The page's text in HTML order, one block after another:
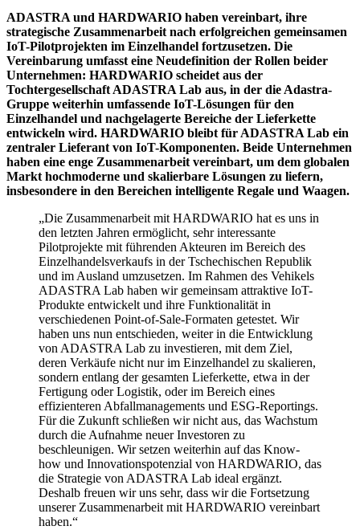
ADASTRA und HARDWARIO haben vereinbart, ihre
strategische Zusammenarbeit nach erfolgreichen gemeinsamen
IoT-Pilotprojekten im Einzelhandel fortzusetzen. Die
Vereinbarung umfasst eine Neudefinition der Rollen beider
Unternehmen: HARDWARIO scheidet aus der
Tochtergesellschaft ADASTRA Lab aus, in der die Adastra-
Gruppe weiterhin umfassende IoT-Lösungen für den
Einzelhandel und nachgelagerte Bereiche der Lieferkette
entwickeln wird. HARDWARIO bleibt für ADASTRA Lab ein
zentraler Lieferant von IoT-Komponenten. Beide Unternehmen
haben eine enge Zusammenarbeit vereinbart, um dem globalen
Markt hochmoderne und skalierbare Lösungen zu liefern,
insbesondere in den Bereichen intelligente Regale und Waagen.
„Die Zusammenarbeit mit HARDWARIO hat es uns in
den letzten Jahren ermöglicht, sehr interessante
Pilotprojekte mit führenden Akteuren im Bereich des
Einzelhandelsverkaufs in der Tschechischen Republik
und im Ausland umzusetzen. Im Rahmen des Vehikels
ADASTRA Lab haben wir gemeinsam attraktive IoT-
Produkte entwickelt und ihre Funktionalität in
verschiedenen Point-of-Sale-Formaten getestet. Wir
haben uns nun entschieden, weiter in die Entwicklung
von ADASTRA Lab zu investieren, mit dem Ziel,
deren Verkäufe nicht nur im Einzelhandel zu skalieren,
sondern entlang der gesamten Lieferkette, etwa in der
Fertigung oder Logistik, oder im Bereich eines
effizienteren Abfallmanagements und ESG-Reportings.
Für die Zukunft schließen wir nicht aus, das Wachstum
durch die Aufnahme neuer Investoren zu
beschleunigen. Wir setzen weiterhin auf das Know-
how und Innovationspotenzial von HARDWARIO, das
die Strategie von ADASTRA Lab ideal ergänzt.
Deshalb freuen wir uns sehr, dass wir die Fortsetzung
unserer Zusammenarbeit mit HARDWARIO vereinbart
haben.“